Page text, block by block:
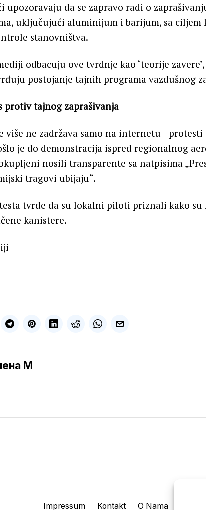
upozoravaju da se zapravo radi o
uključujući aluminijum i barijum, sa ciljem
stanovništva.
odbacuju ove tvrdnje kao ‘teorije zavere’,
postojanje tajnih programa vazdušnog
protiv tajnog zaprašivanja
više ne zadržava samo na internetu—protesti
je do demonstracija ispred regionalnog
nosili transparente sa natpisima
tragovi ubijaju“.
tvrde da su lokalni piloti priznali kako su
kanistere.
M
Impressum Kontakt O Nama